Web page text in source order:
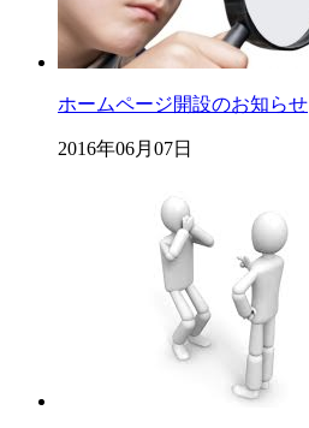
ホームページ開設のお知らせ
2016年06月07日